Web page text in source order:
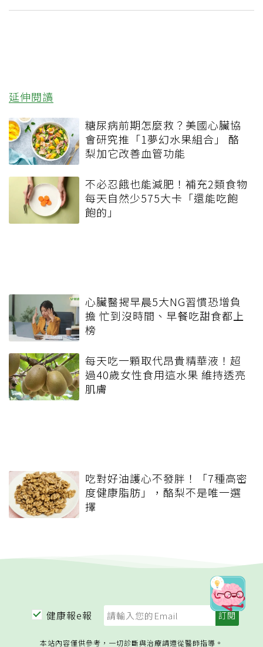
延伸閱讀
糖尿病前期怎麼救？美國心臟協
會研究推「1夢幻水果組合」 酪
梨加它改善血管功能
不必忍餓也能減肥！補充2類食物
每天自然少575大卡「還能吃飽
飽的」
心臟醫揭早晨5大NG習慣恐增負
擔 忙到沒時間、早餐吃甜食都上
榜
每天吃一顆取代昂貴精華液！超
過40歲女性食用這水果 維持透亮
肌膚
吃對好油護心不發胖！「7種高密
度健康脂肪」，酪梨不是唯一選
擇
健康報e報
本站內容僅供參考，一切診斷與治療請遵從醫師指導。